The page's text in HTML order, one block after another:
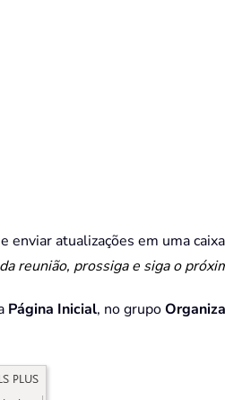
atualizações em uma
reunião, prossiga e siga o
Página Inicial, no grupo